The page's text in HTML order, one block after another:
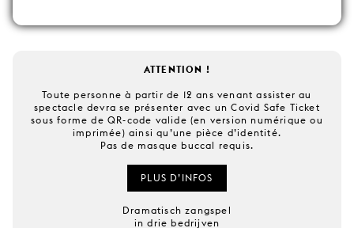
ATTENTION !
Toute personne à partir de 12 ans venant assister au
spectacle devra se présenter avec un Covid Safe Ticket
sous forme de QR-code valide (en version numérique ou
imprimée) ainsi qu’une pièce d’identité.
Pas de masque buccal requis.
PLUS D’INFOS
Dramatisch zangspel
in drie bedrijven